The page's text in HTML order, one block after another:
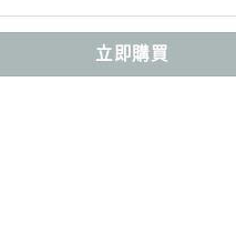
立即購買